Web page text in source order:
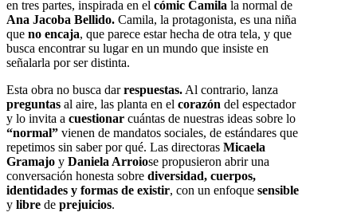
en tres partes, inspirada en el cómic Camila la normal de
Ana Jacoba Bellido. Camila, la protagonista, es una niña
que no encaja, que parece estar hecha de otra tela, y que
busca encontrar su lugar en un mundo que insiste en
señalarla por ser distinta.
Esta obra no busca darrespuestas.Al contrario, lanza
preguntas al aire, las planta en el corazón del espectador
y lo invita a cuestionar cuántas de nuestras ideas sobre lo
“normal” vienen de mandatos sociales, de estándares que
repetimos sin saber por qué. Las directoras Micaela
Gramajo y Daniela Arroiose propusieron abrir una
conversación honesta sobre diversidad, cuerpos,
identidades y formas de existir, con un enfoque sensible
y libre de prejuicios.